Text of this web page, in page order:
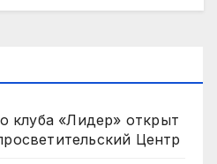
клуба «Лидер» открыт
Центр